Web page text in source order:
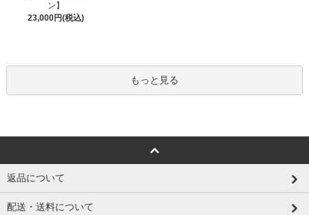
ン】
23,000円(税込)
もっと見る
返品について
配送・送料について